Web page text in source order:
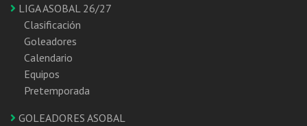
LIGA ASOBAL 26/27
Clasificación
Goleadores
Calendario
Equipos
Pretemporada
GOLEADORES ASOBAL